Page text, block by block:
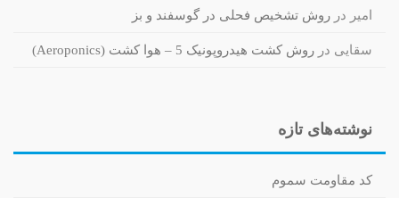
امیر در روش تشخیص فحلی در گوسفند و بز
سقایی در روش کشت هیدروپونیک 5 – هوا کشت (Aeroponics)
نوشته‌های تازه
کد مقاومت سموم